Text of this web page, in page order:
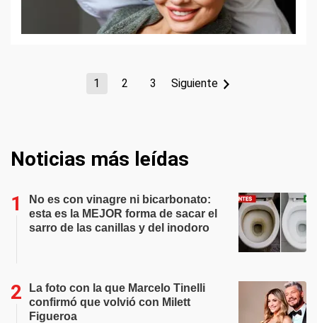
1 2 3 Siguiente
Noticias más leídas
No es con vinagre ni bicarbonato:
esta es la MEJOR forma de sacar el
sarro de las canillas y del inodoro
La foto con la que Marcelo Tinelli
confirmó que volvió con Milett
Figueroa